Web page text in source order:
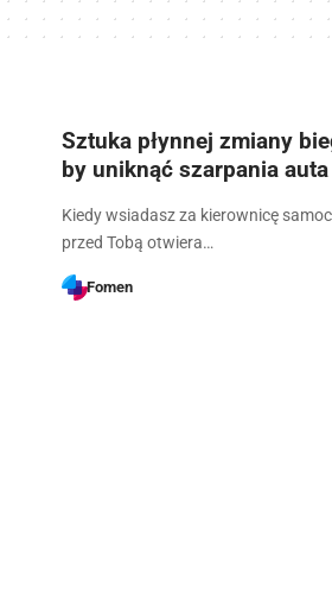
Sztuka płynnej zmiany
by uniknąć szarpania auta
Kiedy wsiadasz za kierownicę
przed Tobą otwiera…
Fomen